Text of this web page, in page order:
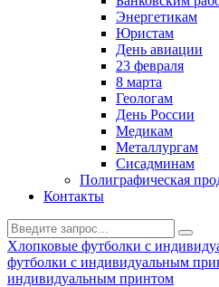
Энергетикам
Юристам
День авиации
23 февраля
8 марта
Геологам
День России
Медикам
Металлургам
Сисадминам
Полиграфическая
Контакты
Хлопковые футболки с
футболки с индивидуальным
индивидуальным принтом